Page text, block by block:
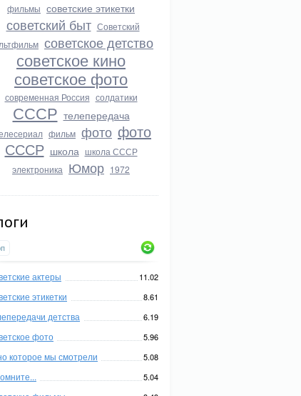
фильмы советские этикетки
советский быт Советский
советское детство
советское кино
советское фото
современная Россия солдатики
СССР телепередача
фильм фото фото
СССР школа школа СССР
электроника Юмор 1972
актеры 11.02
этикетки 8.61
детства 6.19
фото 5.96
которое мы смотрели 5.08
5.04